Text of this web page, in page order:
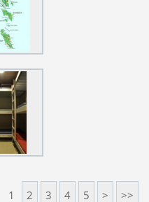
1 2 3 4 5 > >>